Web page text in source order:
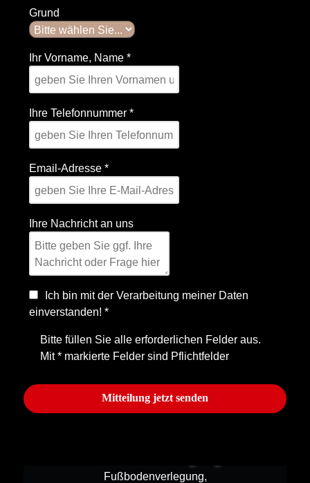
Grund
Ihr Vorname, Name *
Ihre Telefonnummer *
Email-Adresse *
Ihre Nachricht an uns
Ich bin mit der Verarbeitung meiner Daten
einverstanden! *
Bitte füllen Sie alle erforderlichen Felder aus.
Mit * markierte Felder sind Pflichtfelder
Mitteilung jetzt senden
Fußbodenverlegung,